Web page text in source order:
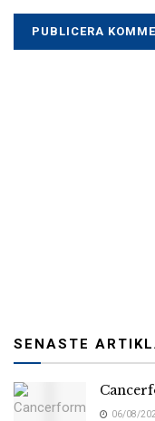
SENASTE
06/08/